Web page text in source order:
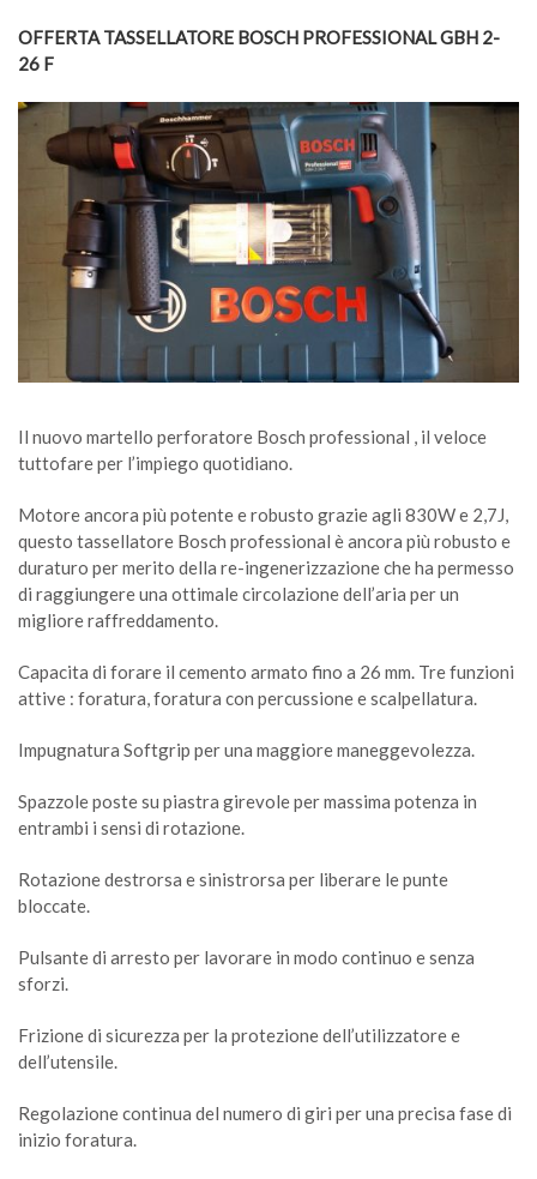
OFFERTA TASSELLATORE BOSCH PROFESSIONAL GBH 2-
26 F
Il nuovo martello perforatore Bosch professional , il veloce
tuttofare per l’impiego quotidiano.
Motore ancora più potente e robusto grazie agli 830W e 2,7J,
questo tassellatore Bosch professional è ancora più robusto e
duraturo per merito della re-ingenerizzazione che ha permesso
di raggiungere una ottimale circolazione dell’aria per un
migliore raffreddamento.
Capacita di forare il cemento armato fino a 26 mm. Tre funzioni
attive : foratura, foratura con percussione e scalpellatura.
Impugnatura Softgrip per una maggiore maneggevolezza.
Spazzole poste su piastra girevole per massima potenza in
entrambi i sensi di rotazione.
Rotazione destrorsa e sinistrorsa per liberare le punte
bloccate.
Pulsante di arresto per lavorare in modo continuo e senza
sforzi.
Frizione di sicurezza per la protezione dell’utilizzatore e
dell’utensile.
Regolazione continua del numero di giri per una precisa fase di
inizio foratura.